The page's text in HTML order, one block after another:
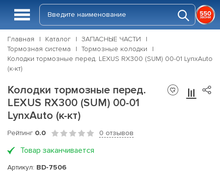
Главная Каталог
ЗАПАСНЫЕ ЧАСТИ
Тормозная система
Тормозные колодки
Колодки тормозные перед. LEXUS RX300 (SUM) 00-01 LynxAuto
(к-кт)
Колодки тормозные перед.
LEXUS RX300 (SUM) 00-01
LynxAuto (к-кт)
Рейтинг 0.0 0 отзывов
Товар заканчивается
Артикул: BD-7506